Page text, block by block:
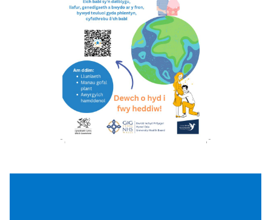
Grwp ar gyfer rhieni sy’n disgwyl babi o 24
wythnos. Pynciau yn cynnwys empathi a
sylwgar cariadus, datblygiad ymenydd
babanod, dewisiadau bwyta’n iach, bwydo
ar y fron, cefnogi babanod, rheoli straen a
teimladau cymleth, hyrwyddo hunan hyder,
a perthynas y cwpl.